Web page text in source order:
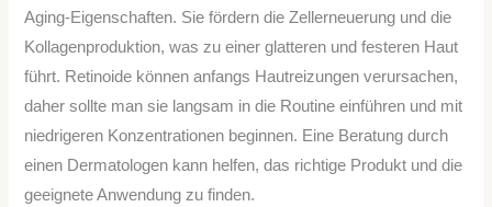
Aging-Eigenschaften. Sie fördern die Zellerneuerung und die
Kollagenproduktion, was zu einer glatteren und festeren Haut
führt. Retinoide können anfangs Hautreizungen verursachen,
daher sollte man sie langsam in die Routine einführen und mit
niedrigeren Konzentrationen beginnen. Eine Beratung durch
einen Dermatologen kann helfen, das richtige Produkt und die
geeignete Anwendung zu finden.